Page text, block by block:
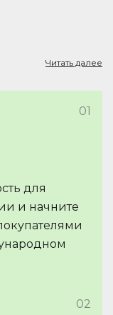
Читать далее
01
для
и начните
02